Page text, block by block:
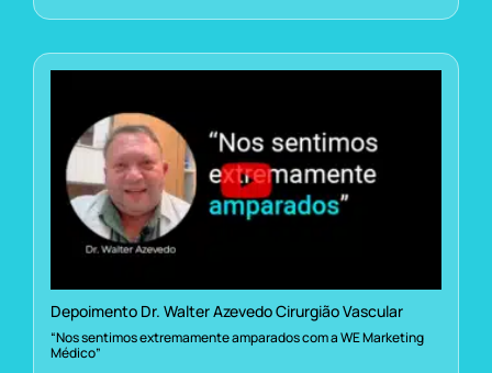
Depoimento Dr. Walter Azevedo Cirurgião Vascular
“Nos sentimos extremamente amparados com a WE Marketing
Médico”